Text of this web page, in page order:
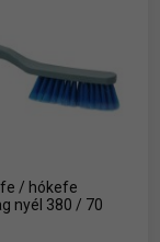
/ hókefe
nyél 380 / 70